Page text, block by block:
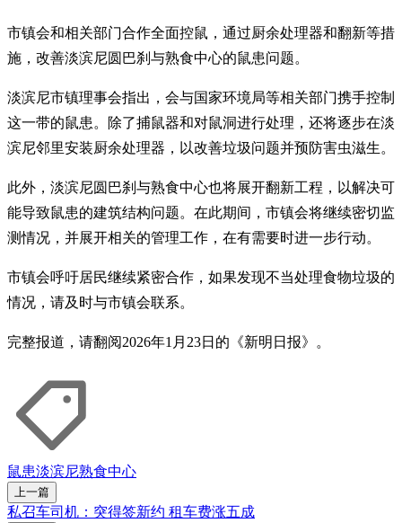
市镇会和相关部门合作全面控鼠，通过厨余处理器和翻新等措
施，改善淡滨尼圆巴刹与熟食中心的鼠患问题。
淡滨尼市镇理事会指出，会与国家环境局等相关部门携手控制
这一带的鼠患。除了捕鼠器和对鼠洞进行处理，还将逐步在淡
滨尼邻里安装厨余处理器，以改善垃圾问题并预防害虫滋生。
此外，淡滨尼圆巴刹与熟食中心也将展开翻新工程，以解决可
能导致鼠患的建筑结构问题。在此期间，市镇会将继续密切监
测情况，并展开相关的管理工作，在有需要时进一步行动。
市镇会呼吁居民继续紧密合作，如果发现不当处理食物垃圾的
情况，请及时与市镇会联系。
完整报道，请翻阅2026年1月23日的《新明日报》。
鼠患淡滨尼熟食中心
上一篇
私召车司机：突得签新约 租车费涨五成